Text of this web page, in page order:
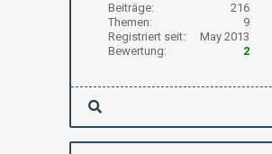
Beiträge:
216
Themen:
9
Registriert seit:
May 2013
Bewertung:
2